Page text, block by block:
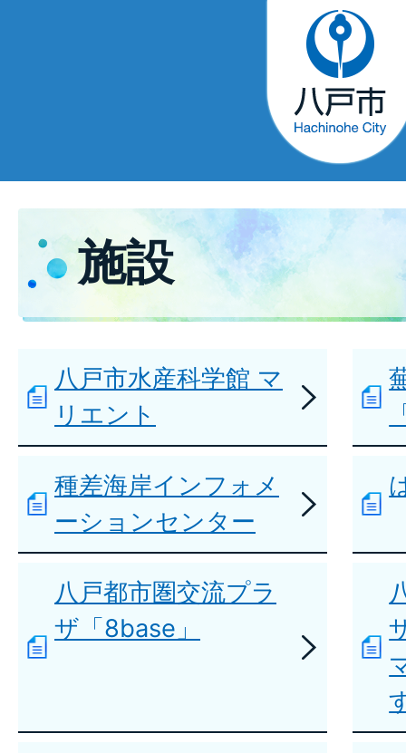
施設
八戸市水産科学館 マ
リエント
種差海岸インフォメ
ーションセンター
八戸都市圏交流プラ
ザ「8base」